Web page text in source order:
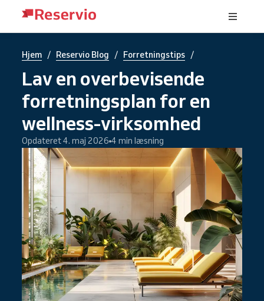
Hjem / Reservio Blog / Forretningstips /
Lav en overbevisende
forretningsplan for en
wellness-virksomhed
Opdateret 4. maj 2026 4 min læsning